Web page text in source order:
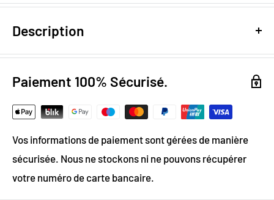
Description
Design numérique: colorimétrie optimale / effet
trompe l'œil
Grammage :
Vinyle & Toile anti-allergène
Matière ignifugée, antistatique et anti-moisissure
Paiement 100% Sécurisé.
Vos informations de paiement sont gérées de manière
sécurisée. Nous ne stockons ni ne pouvons récupérer
votre numéro de carte bancaire.